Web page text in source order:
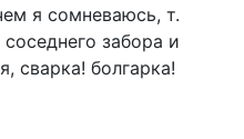
я сомневаюсь, т.
забора и
сварка! болгарка!